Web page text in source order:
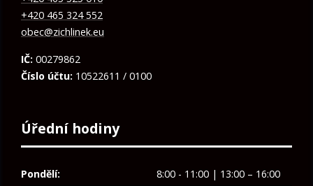
+420 465 324 552
obec@zichlinek.eu
IČ: 00279862
Číslo účtu: 10522611 / 0100
Úřední hodiny
Pondělí:
8:00 - 11:00 | 13:00 – 16:00